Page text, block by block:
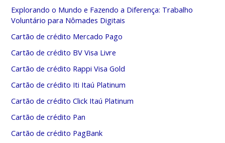
Explorando o Mundo e Fazendo a Diferença: Trabalho
Voluntário para Nômades Digitais
Cartão de crédito Mercado Pago
Cartão de crédito BV Visa Livre
Cartão de crédito Rappi Visa Gold
Cartão de crédito Iti Itaú Platinum
Cartão de crédito Click Itaú Platinum
Cartão de crédito Pan
Cartão de crédito PagBank